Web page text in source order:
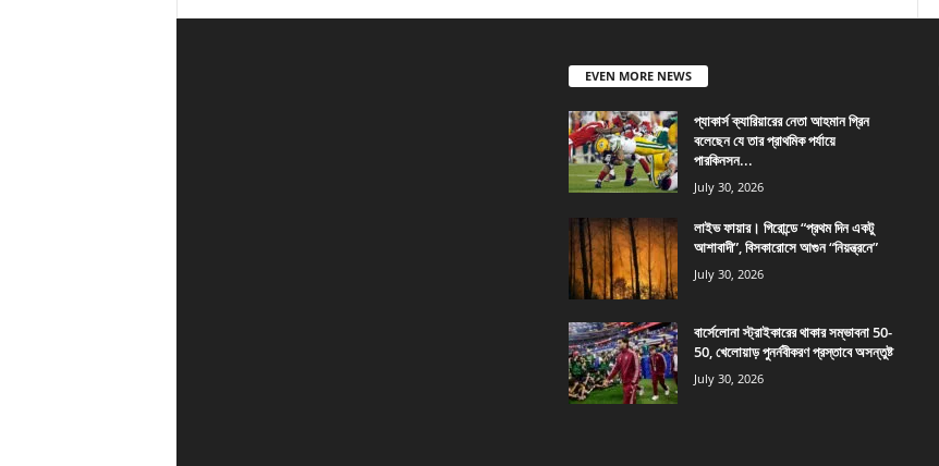
EVEN MORE NEWS
প্যাকার্স ক্যারিয়ারের নেতা আহমান গ্রিন
বলেছেন যে তার প্রাথমিক পর্যায়ে
পারকিনসন...
July 30, 2026
লাইভ ফায়ার। গিরোন্ডে “প্রথম দিন একটু
আশাবাদী”, বিসকারোসে আগুন “নিয়ন্ত্রনে”
July 30, 2026
বার্সেলোনা স্ট্রাইকারের থাকার সম্ভাবনা 50-
50, খেলোয়াড় পুনর্নবীকরণ প্রস্তাবে অসন্তুষ্ট
July 30, 2026